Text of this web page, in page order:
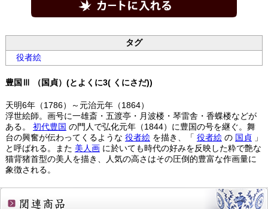
タグ
役者絵
豊国Ⅲ （国貞）(とよくに3( くにさだ))
天明6年（1786）～元治元年（1864）
浮世絵師。画号に一雄斎・五渡亭・月波楼・琴雷舎・香蝶楼などが
ある。 初代豊国 の門人で弘化元年（1844）に豊国の号を継ぐ。舞
台の興奮が伝わってくるような 役者絵を描き、「 役者絵の 国貞」
と呼ばれる。また 美人画に於いても時代の好みを反映した粋で艶な
猫背猪首型の美人を描き、人気の高さはその圧倒的豊富な作画量に
象徴される。